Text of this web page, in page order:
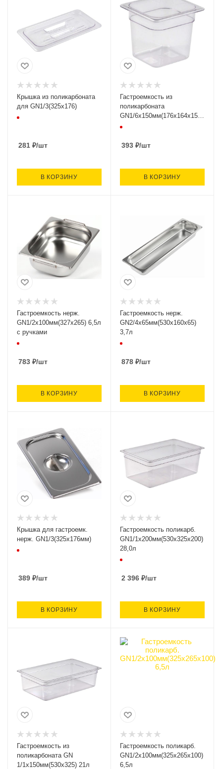
Крышка из поликарбоната
для GN1/3(325х176)
281 ₽/шт
В КОРЗИНУ
Гастроемкость из
поликарбоната
GN1/6х150мм(176х164х150)
2,4л
393 ₽/шт
В КОРЗИНУ
Гастроемкость нерж.
GN1/2х100мм(327х265) 6,5л
с ручками
783 ₽/шт
В КОРЗИНУ
Гастроемкость нерж.
GN2/4х65мм(530х160х65)
3,7л
878 ₽/шт
В КОРЗИНУ
Крышка для гастроемк.
нерж. GN1/3(325х176мм)
389 ₽/шт
В КОРЗИНУ
Гастроемкость поликарб.
GN1/1х200мм(530х325х200)
28,0л
2 396 ₽/шт
В КОРЗИНУ
Гастроемкость из
поликарбоната GN
1/1х150мм(530х325) 21л
Гастроемкость поликарб.
GN1/2х100мм(325х265х100)
6,5л